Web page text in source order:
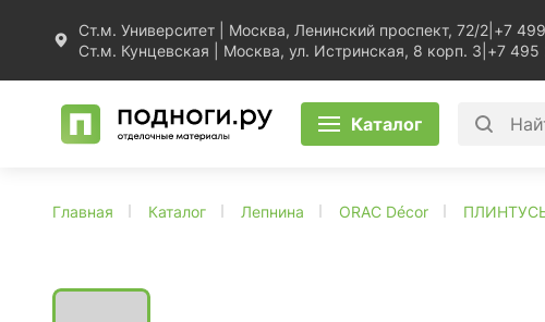
Ст.м. Университет | Москва, Ленинский проспект, 72/2 +7
Ст.м. Кунцевская | Москва, ул. Истринская, 8 корп. 3 +7 495
Каталог
Главная Каталог Лепнина ORAC Décor